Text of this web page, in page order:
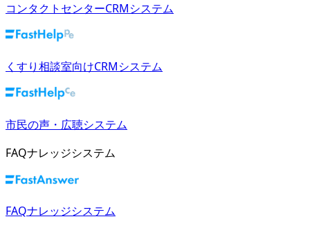
コンタクトセンターCRMシステム
くすり相談室向けCRMシステム
市民の声・広聴システム
FAQナレッジシステム
FAQナレッジシステム